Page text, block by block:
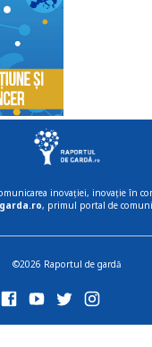
inovației, inovație în
, primul portal de
©2026 Raportul de gardă